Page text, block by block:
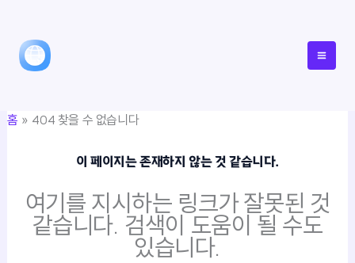
너홈 404 찾을 수 없습니다
이 페이지는 존재하지 않는 것 같습니다.
여기를 지시하는 링크가 잘못된 것
같습니다. 검색이 도움이 될 수도
있습니다.